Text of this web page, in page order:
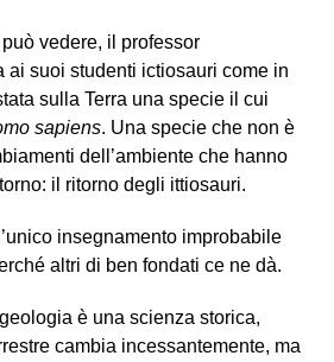
vedere, il professor
ai suoi studenti ictiosauri come in
sulla Terra una specie il cui
sapiens. Una specie che non è
dell’ambiente che hanno
il ritorno degli ittiosauri.
insegnamento improbabile
altri di ben fondati ce ne dà.
è una scienza storica,
cambia incessantemente, ma